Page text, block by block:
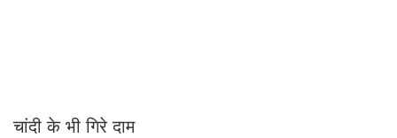
चांदी के भी गिरे दाम